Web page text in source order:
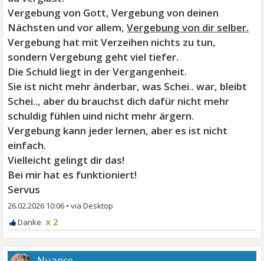
Vergebung von Gott, Vergebung von deinen
Nächsten und vor allem,Vergebung von dir selber.
Vergebung hat mit Verzeihen nichts zu tun,
sondern Vergebung geht viel tiefer.
Die Schuld liegt in der Vergangenheit.
Sie ist nicht mehr änderbar, was Schei.. war, bleibt
Schei.., aber du brauchst dich dafür nicht mehr
schuldig fühlen uind nicht mehr ärgern.
Vergebung kann jeder lernen, aber es ist nicht
einfach.
Vielleicht gelingt dir das!
Bei mir hat es funktioniert!
Servus
26.02.2026 10:06 •
x 2